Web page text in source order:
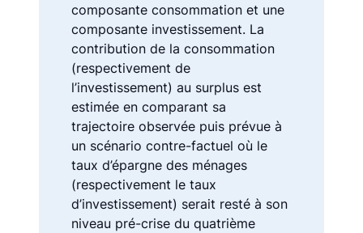
composante consommation et une
composante investissement. La
contribution de la consommation
(respectivement de
l’investissement) au surplus est
estimée en comparant sa
trajectoire observée puis prévue à
un scénario contre-factuel où le
taux d’épargne des ménages
(respectivement le taux
d’investissement) serait resté à son
niveau pré-crise du quatrième